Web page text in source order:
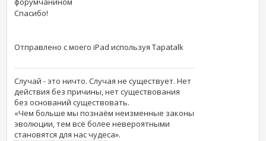
Спасибо!
Отправлено с моего iPad используя Tapatalk
Случай - это ничто. Случая не существует. Нет
действия без причины, нет существования
без оснований существовать.
«Чем больше мы познаём неизменные законы
эволюции, тем всё более невероятными
становятся для нас чудеса».